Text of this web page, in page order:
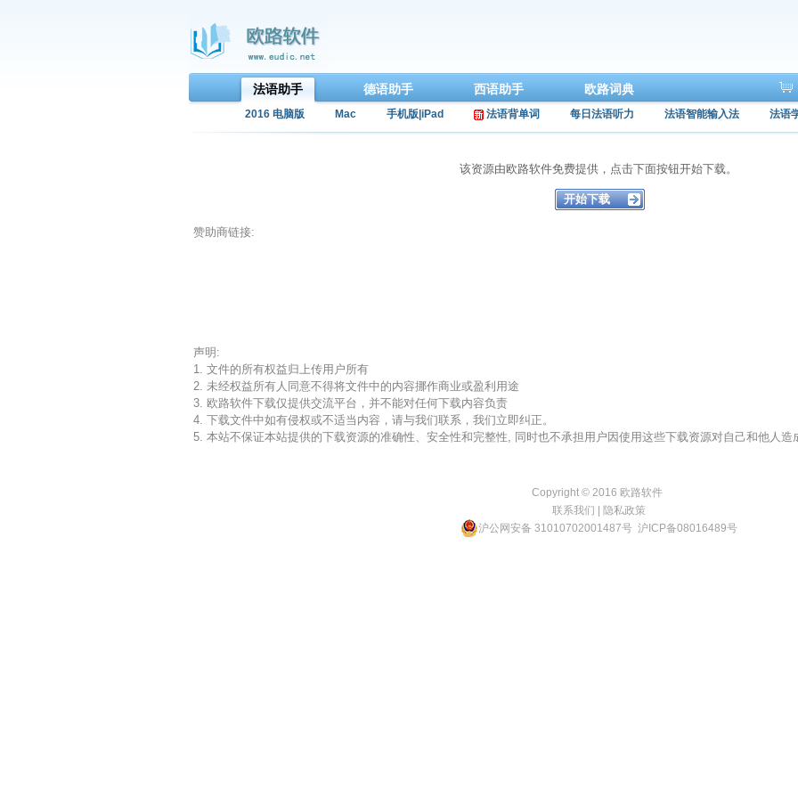
法语助手 德语助手 西语助手 欧路词典
2016 电脑版 Mac 手机版|iPad 法语背单词 每日法语听力 法语智能输入法 法语
该资源由欧路软件免费提供，点击下面按钮开始下载。
赞助商链接:
声明:
1. 文件的所有权益归上传用户所有
2. 未经权益所有人同意不得将文件中的内容挪作商业或盈利用途
3. 欧路软件下载仅提供交流平台，并不能对任何下载内容负责
4. 下载文件中如有侵权或不适当内容，请与我们联系，我们立即纠正。
5. 本站不保证本站提供的下载资源的准确性、安全性和完整性, 同时也不承担用户因使用这些下载资源对自己和他人造
Copyright © 2016 欧路软件
联系我们
隐私政策
沪公网安备 31010702001487号 沪ICP备08016489号